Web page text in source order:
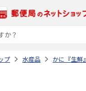
プ 水産品 かに『生鮮』